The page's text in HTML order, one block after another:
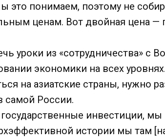
это понимаем, поэтому не
ценам. Вот двойная цена —
уроки из «сотрудничества» с
экономики на всех
на азиатские страны, нужно
самой России.
инвестиции,
истории мы там